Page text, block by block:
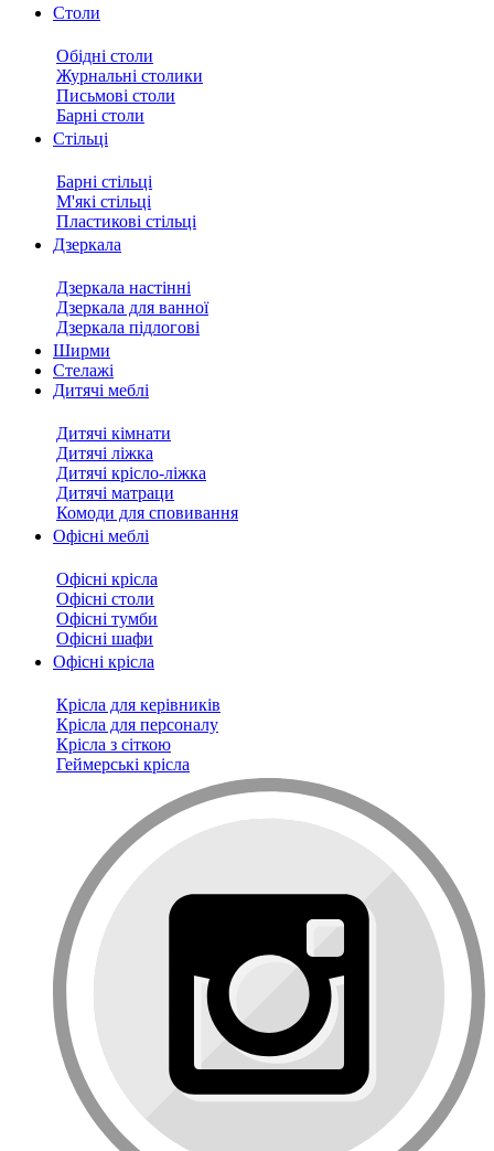
Столи
Обідні столи
Журнальні столики
Письмові столи
Барні столи
Стільці
Барні стільці
М'які стільці
Пластикові стільці
Дзеркала
Дзеркала настінні
Дзеркала для ванної
Дзеркала підлогові
Ширми
Стелажі
Дитячі меблі
Дитячі кімнати
Дитячі ліжка
Дитячі крісло-ліжка
Дитячі матраци
Комоди для сповивання
Офісні меблі
Офісні крісла
Офісні столи
Офісні тумби
Офісні шафи
Офісні крісла
Крісла для керівників
Крісла для персоналу
Крісла з сіткою
Геймерські крісла